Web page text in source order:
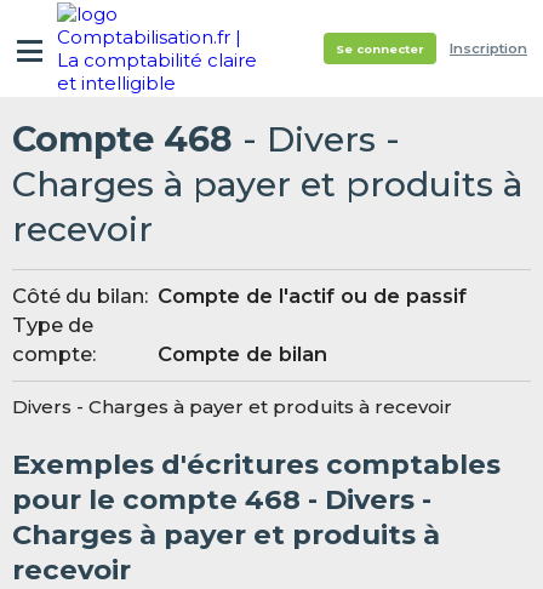
Se connecter Inscription
Compte 468 - Divers -
Charges à payer et produits à
recevoir
Côté du bilan: Compte de l'actif ou de passif
Type de
compte:
Compte de bilan
Divers - Charges à payer et produits à recevoir
Exemples d'écritures comptables
pour le compte 468 - Divers -
Charges à payer et produits à
recevoir